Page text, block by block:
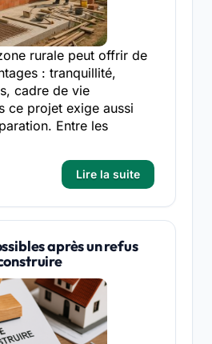
rurale peut offrir de
: tranquillité,
cadre de vie
ce projet exige aussi
Entre les
Lire la suite
après un refus